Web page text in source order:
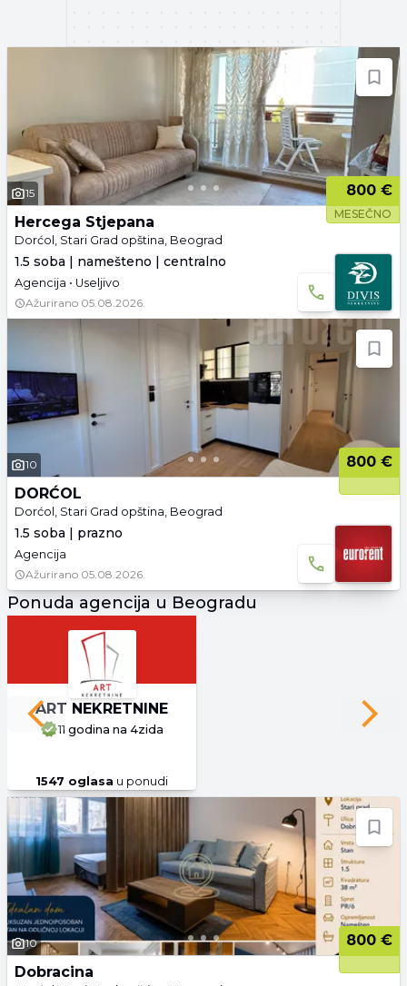
15 800 €
MESEČNO
Hercega Stjepana
Dorćol, Stari Grad opština, Beograd
1.5 soba | namešteno | centralno
Agencija • Useljivo
Ažurirano 05.08.2026.
10
800 €
DORĆOL
Dorćol, Stari Grad opština, Beograd
1.5 soba | prazno
Agencija
Ažurirano 05.08.2026.
Ponuda agencija u Beogradu
ART NEKRETNINE
11 godina na 4zida
1547 oglasa u ponudi
Previous slide Next
10
800 €
Dobracina